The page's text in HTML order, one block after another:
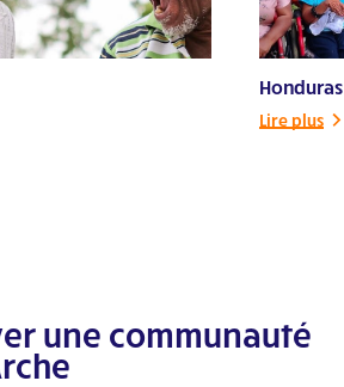
Honduras
Lire plus
une communauté